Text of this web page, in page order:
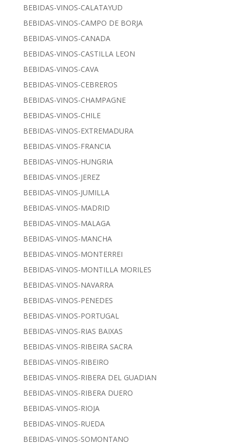
BEBIDAS-VINOS-CALATAYUD
BEBIDAS-VINOS-CAMPO DE BORJA
BEBIDAS-VINOS-CANADA
BEBIDAS-VINOS-CASTILLA LEON
BEBIDAS-VINOS-CAVA
BEBIDAS-VINOS-CEBREROS
BEBIDAS-VINOS-CHAMPAGNE
BEBIDAS-VINOS-CHILE
BEBIDAS-VINOS-EXTREMADURA
BEBIDAS-VINOS-FRANCIA
BEBIDAS-VINOS-HUNGRIA
BEBIDAS-VINOS-JEREZ
BEBIDAS-VINOS-JUMILLA
BEBIDAS-VINOS-MADRID
BEBIDAS-VINOS-MALAGA
BEBIDAS-VINOS-MANCHA
BEBIDAS-VINOS-MONTERREI
BEBIDAS-VINOS-MONTILLA MORILES
BEBIDAS-VINOS-NAVARRA
BEBIDAS-VINOS-PENEDES
BEBIDAS-VINOS-PORTUGAL
BEBIDAS-VINOS-RIAS BAIXAS
BEBIDAS-VINOS-RIBEIRA SACRA
BEBIDAS-VINOS-RIBEIRO
BEBIDAS-VINOS-RIBERA DEL GUADIAN
BEBIDAS-VINOS-RIBERA DUERO
BEBIDAS-VINOS-RIOJA
BEBIDAS-VINOS-RUEDA
BEBIDAS-VINOS-SOMONTANO